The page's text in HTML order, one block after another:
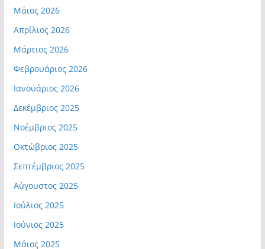
Μάιος 2026
Απρίλιος 2026
Μάρτιος 2026
Φεβρουάριος 2026
Ιανουάριος 2026
Δεκέμβριος 2025
Νοέμβριος 2025
Οκτώβριος 2025
Σεπτέμβριος 2025
Αύγουστος 2025
Ιούλιος 2025
Ιούνιος 2025
Μάιος 2025